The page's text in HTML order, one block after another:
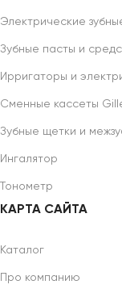
Электрические
Зубные пасты и
Ирригаторы и
Сменные кассеты
Зубные щетки и
Ингалятор
Тонометр
КАРТА САЙТА
Каталог
Про компанию